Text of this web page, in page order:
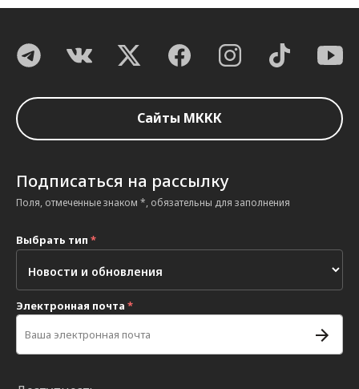
Сайты МККК
Подписаться на рассылку
Поля, отмеченные знаком *, обязательны для заполнения
Выбрать тип *
Электронная почта *